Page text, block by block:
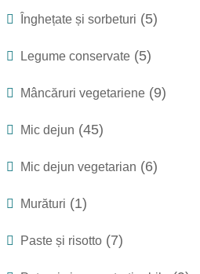
Înghețate și sorbeturi (5)
Legume conservate (5)
Mâncăruri vegetariene (9)
Mic dejun (45)
Mic dejun vegetarian (6)
Murături (1)
Paste și risotto (7)